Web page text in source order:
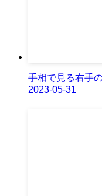
手相で見る右手
2023-05-31